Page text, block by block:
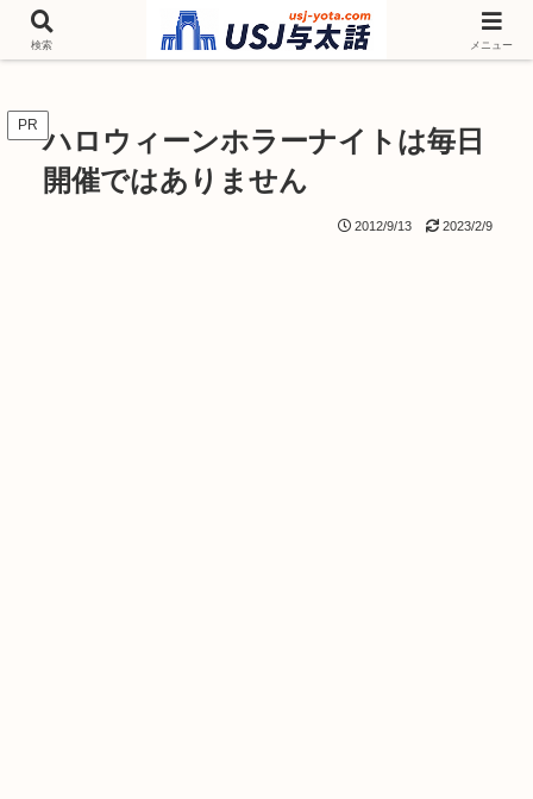
チケットやシーズンイベント ニンテンドーワールド アトラクションなどユニ
バを歩いて情報収集しています
PR ハロウィーンホラーナイトは毎日
開催ではありません
2012/9/13 2023/2/9
検索 メニュー